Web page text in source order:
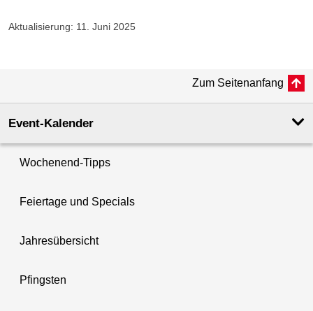
Aktualisierung: 11. Juni 2025
Zum Seitenanfang
Event-Kalender
Wochenend-Tipps
Feiertage und Specials
Jahresübersicht
Pfingsten